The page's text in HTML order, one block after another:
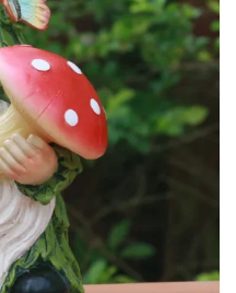
liste
d’envies